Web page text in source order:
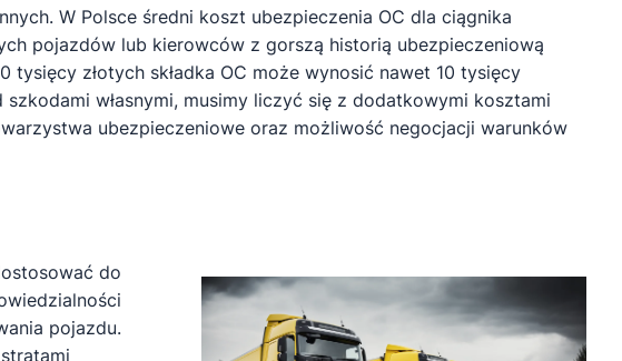
W Polsce średni koszt ubezpieczenia OC dla ciągnika
pojazdów lub kierowców z gorszą historią ubezpieczeniową
złotych składka OC może wynosić nawet 10 tysięcy
własnymi, musimy liczyć się z dodatkowymi kosztami
ubezpieczeniowe oraz możliwość negocjacji warunków
do
pojazdu.